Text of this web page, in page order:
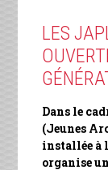
LES
Dans le
(Jeunes
installée à
organise